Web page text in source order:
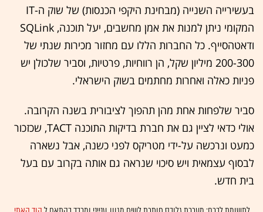
בעשירייה השנייה (מבחינת היקפי הכנסות) של שוק ה-IT
המקומי ניתן למנות את אמן מחשבים, יעל תוכנה, SQLink
ודאטהסייף. כל החברות הללו עם מחזור מכירות שנתי של
200-300 מיליון שקל, הן רווחיות, פרטיות, וסביר שלכולן יש
פניות כאלה ואחרות מחתמים בשוק הישראלי.
סביר שלפחות אחת מהן תהפוך לציבורית בשנה הקרובה.
אולי כדאי לציין גם את חברת בדיקות התוכנה TACT, שכזכור
כמעט ונרכשה על-ידי מטריקס לפני כשנה, אבל נשארה
לבסוף עצמאית ויש סיכוי שנראה גם אותה בקרוב עם בעל
בית חדש.